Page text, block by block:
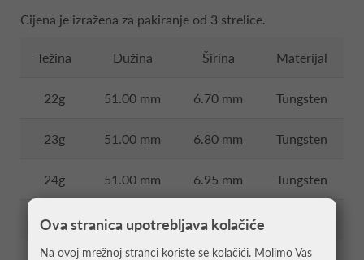
Cijena je izražena za pakiranje od 3 strelice.
Težina Dužina Širina Materijal
22g 51.00 mm 6.70 mm Tungsten
23g 51.00 mm 6.80 mm Tungsten
24g 51.00 mm 6.95 mm Tungsten
26g 51.00 mm 7.15 mm
Ova stranica upotrebljava kolačiće
Na ovoj mrežnoj stranci koriste se kolačići. Molimo Vas